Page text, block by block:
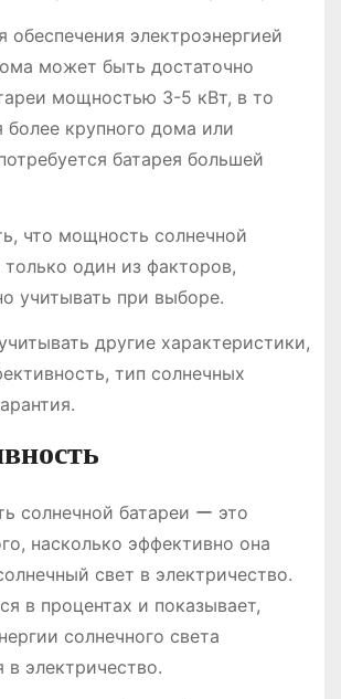
обеспечения электроэнергией
может быть достаточно
мощностью 3-5 кВт, в то
более крупного дома или
батарея большей
что мощность солнечной
только один из факторов,
учитывать при выборе.
другие характеристики,
тип солнечных
солнечной батареи ー это
насколько эффективно она
свет в электричество.
в процентах и показывает,
солнечного света
в электричество.